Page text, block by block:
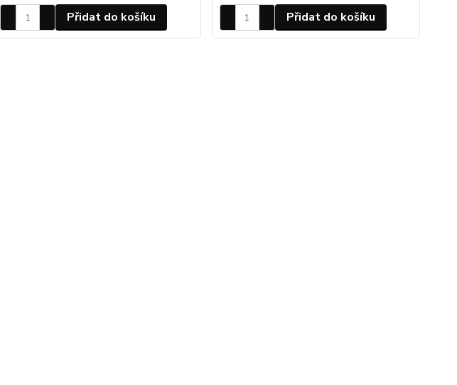
Přidat do košíku Přidat do košíku